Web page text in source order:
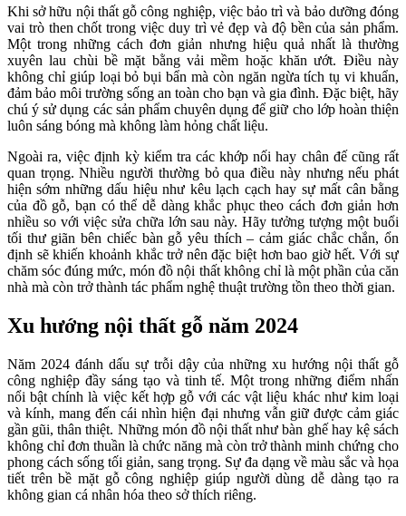
Khi sở hữu nội thất gỗ công nghiệp, việc bảo trì và bảo dưỡng đóng
vai trò then chốt trong việc duy trì vẻ đẹp và độ bền của sản phẩm.
Một trong những cách đơn giản nhưng hiệu quả nhất là thường
xuyên lau chùi bề mặt bằng vải mềm hoặc khăn ướt. Điều này
không chỉ giúp loại bỏ bụi bẩn mà còn ngăn ngừa tích tụ vi khuẩn,
đảm bảo môi trường sống an toàn cho bạn và gia đình. Đặc biệt, hãy
chú ý sử dụng các sản phẩm chuyên dụng để giữ cho lớp hoàn thiện
luôn sáng bóng mà không làm hỏng chất liệu.
Ngoài ra, việc định kỳ kiểm tra các khớp nối hay chân đế cũng rất
quan trọng. Nhiều người thường bỏ qua điều này nhưng nếu phát
hiện sớm những dấu hiệu như kêu lạch cạch hay sự mất cân bằng
của đồ gỗ, bạn có thể dễ dàng khắc phục theo cách đơn giản hơn
nhiều so với việc sửa chữa lớn sau này. Hãy tưởng tượng một buổi
tối thư giãn bên chiếc bàn gỗ yêu thích – cảm giác chắc chắn, ổn
định sẽ khiến khoảnh khắc trở nên đặc biệt hơn bao giờ hết. Với sự
chăm sóc đúng mức, món đồ nội thất không chỉ là một phần của căn
nhà mà còn trở thành tác phẩm nghệ thuật trường tồn theo thời gian.
Xu hướng nội thất gỗ năm 2024
Năm 2024 đánh dấu sự trỗi dậy của những xu hướng nội thất gỗ
công nghiệp đầy sáng tạo và tinh tế. Một trong những điểm nhấn
nổi bật chính là việc kết hợp gỗ với các vật liệu khác như kim loại
và kính, mang đến cái nhìn hiện đại nhưng vẫn giữ được cảm giác
gần gũi, thân thiệt. Những món đồ nội thất như bàn ghế hay kệ sách
không chỉ đơn thuần là chức năng mà còn trở thành minh chứng cho
phong cách sống tối giản, sang trọng. Sự đa dạng về màu sắc và họa
tiết trên bề mặt gỗ công nghiệp giúp người dùng dễ dàng tạo ra
không gian cá nhân hóa theo sở thích riêng.